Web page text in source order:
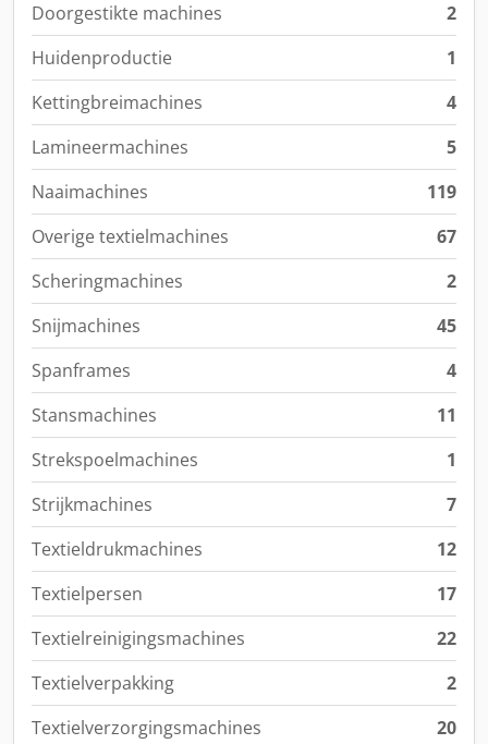
Doorgestikte machines
2
Huidenproductie
1
Kettingbreimachines
4
Lamineermachines
5
Naaimachines
119
Overige textielmachines
67
Scheringmachines
2
Snijmachines
45
Spanframes
4
Stansmachines
11
Strekspoelmachines
1
Strijkmachines
7
Textieldrukmachines
12
Textielpersen
17
Textielreinigingsmachines
22
Textielverpakking
2
Textielverzorgingsmachines
20